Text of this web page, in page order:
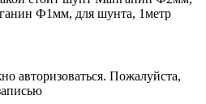
Ф1мм, для шунта, 1метр
авторизоваться. Пожалуйста,